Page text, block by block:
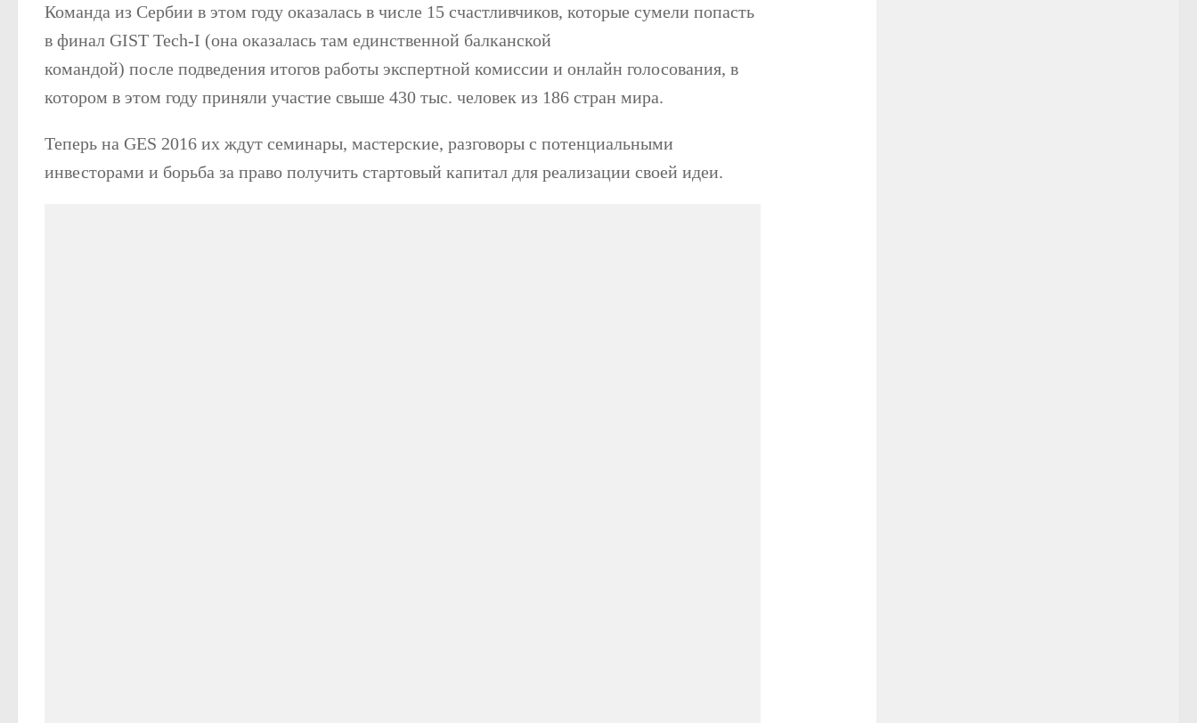
Команда из Сербии в этом году оказалась в числе 15 счастливчиков, которые сумели попасть
в финал GIST Tech-I (она оказалась там единственной балканской
командой) после подведения итогов работы экспертной комиссии и онлайн голосования, в
котором в этом году приняли участие свыше 430 тыс. человек из 186 стран мира.
Теперь на GES 2016 их ждут семинары, мастерские, разговоры с потенциальными
инвесторами и борьба за право получить стартовый капитал для реализации своей идеи.